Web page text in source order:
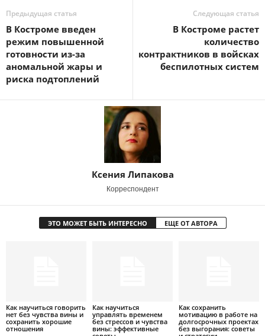
Предыдущая статья
В Костроме введен
режим повышенной
готовности из-за
аномальной жары и
риска подтоплений
Следующая статья
В Костроме растет
количество
контрактников в войсках
беспилотных систем
Ксения Липакова
Корреспондент
ЭТО МОЖЕТ БЫТЬ ИНТЕРЕСНО ЕЩЕ ОТ АВТОРА
Как научиться говорить
нет без чувства вины и
сохранить хорошие
отношения
Как научиться
управлять временем
без стрессов и чувства
вины: эффективные
Как сохранить
мотивацию в работе на
долгосрочных проектах
без выгорания: советы